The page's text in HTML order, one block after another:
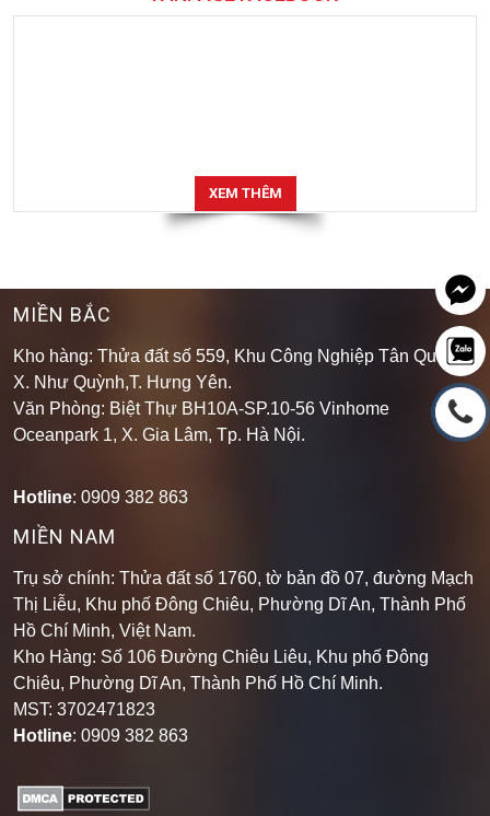
XEM THÊM
MIỀN BẮC
Kho hàng: Thửa đất số 559, Khu Công Nghiệp Tân Quang,
X. Như Quỳnh,T. Hưng Yên.
Văn Phòng: Biệt Thự BH10A-SP.10-56 Vinhome
Oceanpark 1, X. Gia Lâm, Tp. Hà Nội.
Hotline: 0909 382 863
MIỀN NAM
Trụ sở chính: Thửa đất số 1760, tờ bản đồ 07, đường Mạch
Thị Liễu, Khu phố Đông Chiêu, Phường Dĩ An, Thành Phố
Hồ Chí Minh, Việt Nam.
Kho Hàng: Số 106 Đường Chiêu Liêu, Khu phố Đông
Chiêu, Phường Dĩ An, Thành Phố Hồ Chí Minh.
MST: 3702471823
Hotline: 0909 382 863